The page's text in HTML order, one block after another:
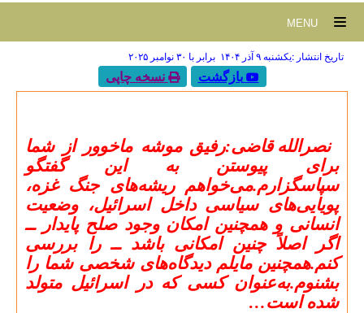
تاریخ انتشار :يكشنبه ۹ آذر ۱۴۰۴ برابر با ۳۰ نوامبر ۲۰۲۵
بازگشت نسخه چاپی
نصرالله قاضی:رفیق موشه ماخوور از شما
برای پیوستن به این گفتگو
سپاسگزارم.می‌خواهم ریشه‌های جنگ غزه،
پویایی‌های سیاسی داخل اسرائیل، وضعیت
انسانی و همچنین امکان وجود صلح پایدار ــ
اگر اصلاً چنین امکانی باشد ــ را بررسی
کنم.همچنین مایلم دیدگاه‌های شخصی شما را
بشنوم.به‌عنوان کسی که در اسرائیل متولد
شده است…